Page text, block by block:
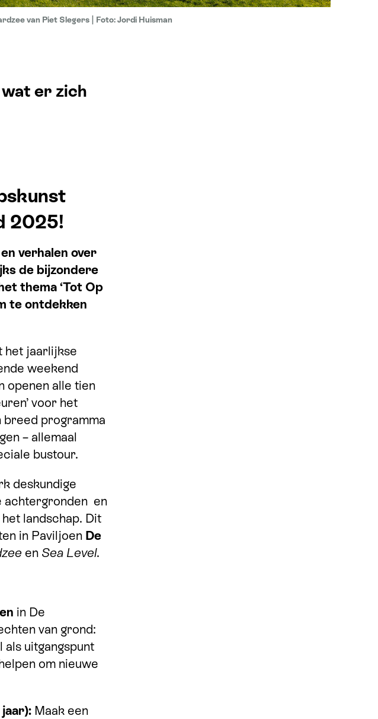
van Piet Slegers | Foto: Jordi Huisman
er zich
2025!
verhalen over
de bijzondere
thema ‘Tot Op
te ontdekken
het jaarlijkse
weekend
openen alle tien
voor het
breed programma
– allemaal
bustour.
deskundige
achtergronden en
landschap. Dit
in Paviljoen De
en Sea Level.
in De
van grond:
uitgangspunt
om nieuwe
Maak een